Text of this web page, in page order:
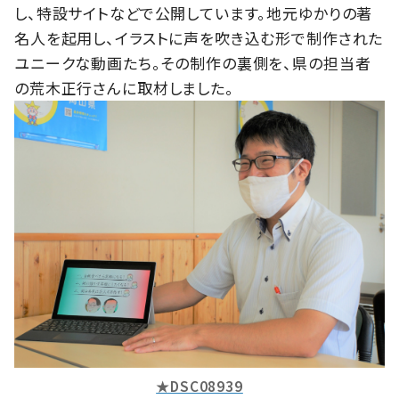
し、特設サイトなどで公開しています。地元ゆかりの著
名人を起用し、イラストに声を吹き込む形で制作された
ユニークな動画たち。その制作の裏側を、県の担当者
の荒木正行さんに取材しました。
★DSC08939